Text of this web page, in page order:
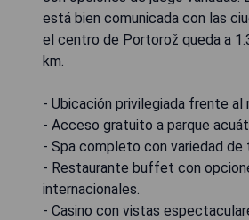
está bien comunicada con las
el centro de Portorož queda a
km.
- Ubicación privilegiada frente al
- Acceso gratuito a parque
- Spa completo con variedad de
- Restaurante buffet con
internacionales.
- Casino con vistas